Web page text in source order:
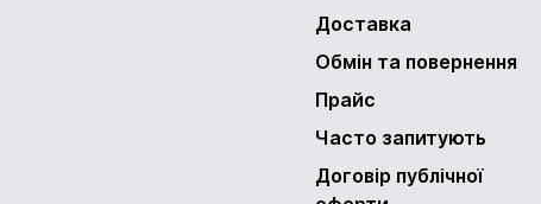
Доставка
Обмін та повернення
Прайс
Часто запитують
Договір публічної